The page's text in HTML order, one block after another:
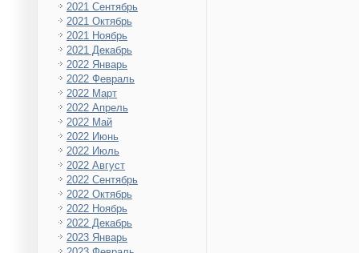
2021 Сентябрь
2021 Октябрь
2021 Ноябрь
2021 Декабрь
2022 Январь
2022 Февраль
2022 Март
2022 Апрель
2022 Май
2022 Июнь
2022 Июль
2022 Август
2022 Сентябрь
2022 Октябрь
2022 Ноябрь
2022 Декабрь
2023 Январь